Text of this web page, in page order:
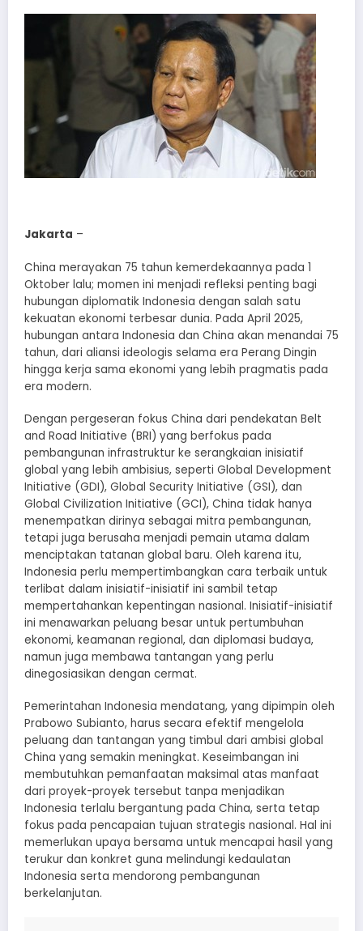
Jakarta –
China merayakan 75 tahun kemerdekaannya pada 1
Oktober lalu; momen ini menjadi refleksi penting bagi
hubungan diplomatik Indonesia dengan salah satu
kekuatan ekonomi terbesar dunia. Pada April 2025,
hubungan antara Indonesia dan China akan menandai 75
tahun, dari aliansi ideologis selama era Perang Dingin
hingga kerja sama ekonomi yang lebih pragmatis pada
era modern.
Dengan pergeseran fokus China dari pendekatan Belt
and Road Initiative (BRI) yang berfokus pada
pembangunan infrastruktur ke serangkaian inisiatif
global yang lebih ambisius, seperti Global Development
Initiative (GDI), Global Security Initiative (GSI), dan
Global Civilization Initiative (GCI), China tidak hanya
menempatkan dirinya sebagai mitra pembangunan,
tetapi juga berusaha menjadi pemain utama dalam
menciptakan tatanan global baru. Oleh karena itu,
Indonesia perlu mempertimbangkan cara terbaik untuk
terlibat dalam inisiatif-inisiatif ini sambil tetap
mempertahankan kepentingan nasional. Inisiatif-inisiatif
ini menawarkan peluang besar untuk pertumbuhan
ekonomi, keamanan regional, dan diplomasi budaya,
namun juga membawa tantangan yang perlu
dinegosiasikan dengan cermat.
Pemerintahan Indonesia mendatang, yang dipimpin oleh
Prabowo Subianto, harus secara efektif mengelola
peluang dan tantangan yang timbul dari ambisi global
China yang semakin meningkat. Keseimbangan ini
membutuhkan pemanfaatan maksimal atas manfaat
dari proyek-proyek tersebut tanpa menjadikan
Indonesia terlalu bergantung pada China, serta tetap
fokus pada pencapaian tujuan strategis nasional. Hal ini
memerlukan upaya bersama untuk mencapai hasil yang
terukur dan konkret guna melindungi kedaulatan
Indonesia serta mendorong pembangunan
berkelanjutan.